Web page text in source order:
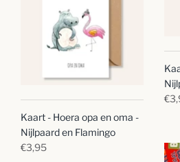
Kaart - Hoera opa en oma -
Nijlpaard en Flamingo
€3,95